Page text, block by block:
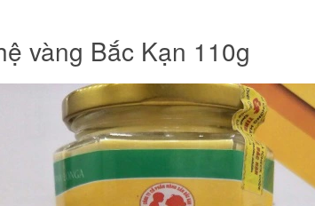
vàng Bắc Kạn 110g